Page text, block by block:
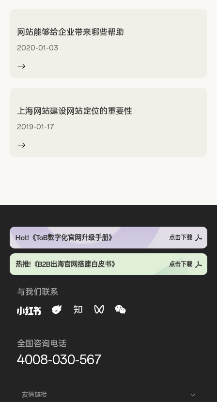
网站能够给企业带来哪些帮助
2020-01-03
上海网站建设网站定位的重要性
2019-01-17
Hot!《ToB数字化官网升级手册》 点击下载
热推!《B2B出海官网搭建白皮书》 点击下载
与我们联系
全国咨询电话
4008-030-567
友情链接